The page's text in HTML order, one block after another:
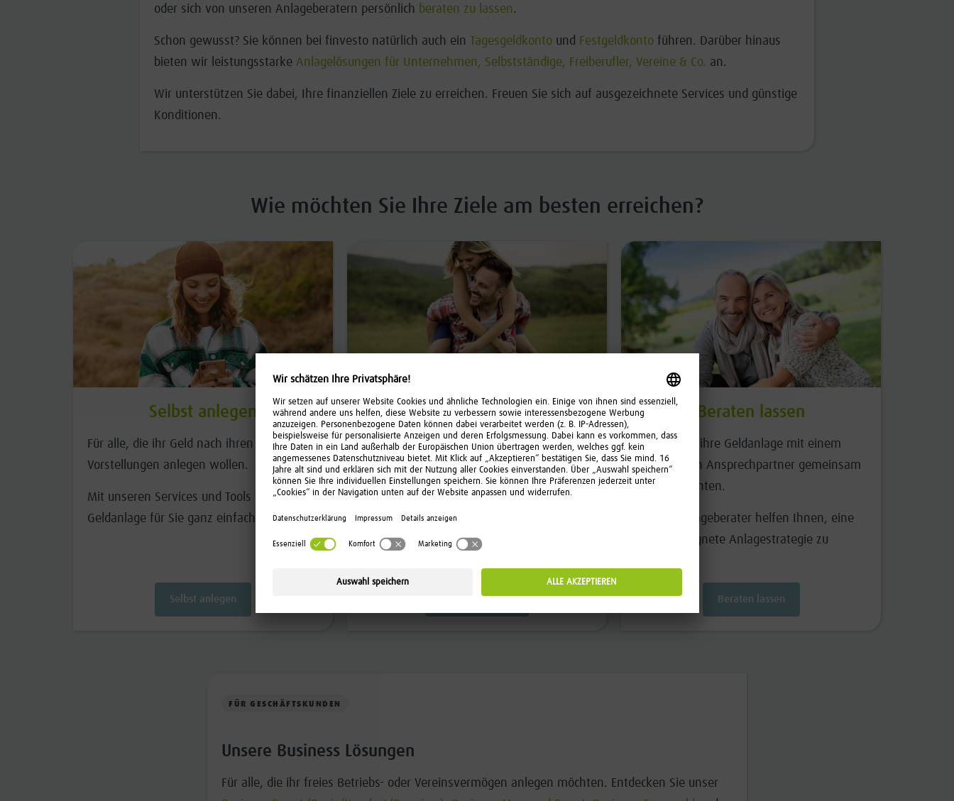
oder sich von unseren Anlageberatern persönlich beraten zu lassen.
Schon gewusst? Sie können bei finvesto natürlich auch ein Tagesgeldkonto und Festgeldkonto führen. Darüber hinaus
bieten wir leistungsstarke Anlagelösungen für Unternehmen, Selbstständige, Freiberufler, Vereine & Co. an.
Wir unterstützen Sie dabei, Ihre finanziellen Ziele zu erreichen. Freuen Sie sich auf ausgezeichnete Services und günstige
Konditionen.
Wie möchten Sie Ihre Ziele am besten erreichen?
Selbst anlegen
Für alle, die ihr Geld nach ihren eigenen
Vorstellungen anlegen wollen.
Mit unseren Services und Tools wird die
Geldanlage für Sie ganz einfach.
Selbst anlegen
Managen lassen
Für alle, die ihr Geld anlegen möchten,
ohne sich selbst darum kümmern zu
müssen.
Unsere Experten managen und
überwachen Ihr ETF-Portfolio.
Managen lassen
Beraten lassen
Für alle, die ihre Geldanlage mit einem
persönlichen Ansprechpartner gemeinsam
planen möchten.
Unsere Anlageberater helfen Ihnen, eine
für Sie geeignete Anlagestrategie zu
Beraten lassen
FÜR GESCHÄFTSKUNDEN
Unsere Business Lösungen
Für alle, die ihr freies Betriebs- oder Vereinsvermögen anlegen möchten. Entdecken Sie unser